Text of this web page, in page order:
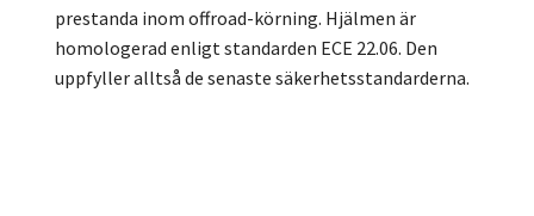
prestanda inom offroad-körning. Hjälmen är
homologerad enligt standarden ECE 22.06. Den
uppfyller alltså de senaste säkerhetsstandarderna.